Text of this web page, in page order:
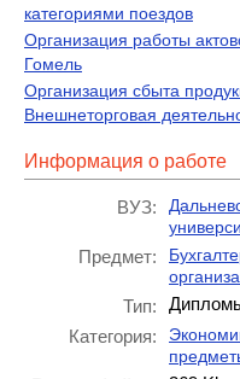
категориями поездов
Организация работы
Гомель
Организация сбыта
Внешнеторговая
Информация о работе
ВУЗ:
Предмет:
Тип:
Категория: